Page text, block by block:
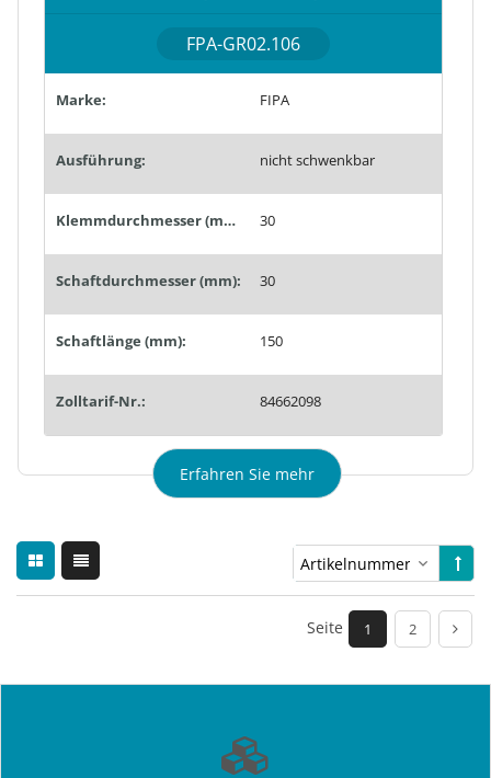
FPA-GR02.106
Marke: FIPA
Ausführung: nicht schwenkbar
Klemmdurchmesser (mm): 30
Schaftdurchmesser (mm): 30
Schaftlänge (mm): 150
Zolltarif-Nr.: 84662098
Erfahren Sie mehr
Seite 1 2